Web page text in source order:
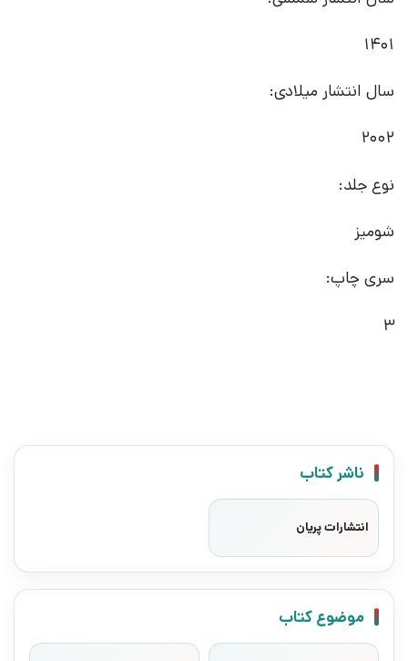
1401
سال انتشار میلادی:
2002
نوع جلد:
شومیز
سری چاپ:
3
ناشر کتاب
انتشارات پریان
موضوع کتاب